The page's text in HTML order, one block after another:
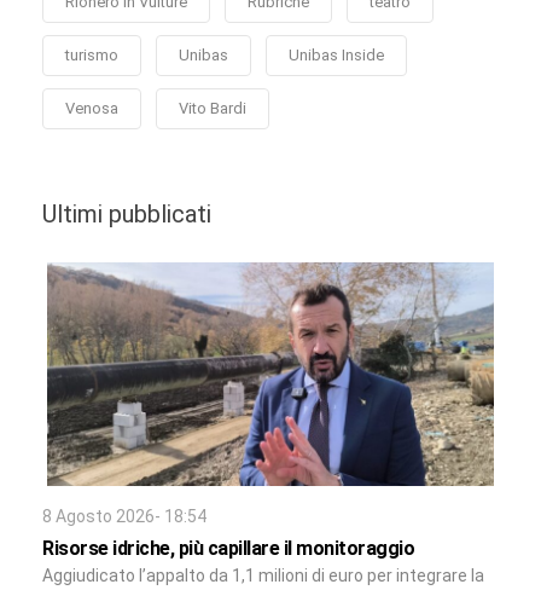
turismo Unibas Unibas Inside
Venosa Vito Bardi
Ultimi pubblicati
8 Agosto 2026- 18:54
Risorse idriche, più capillare il monitoraggio
Aggiudicato l’appalto da 1,1 milioni di euro per integrare la